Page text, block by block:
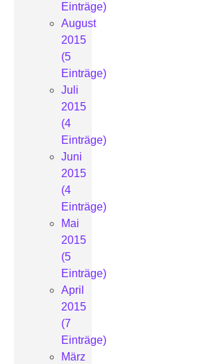
Einträge)
August
2015
(5
Einträge)
Juli
2015
(4
Einträge)
Juni
2015
(4
Einträge)
Mai
2015
(5
Einträge)
April
2015
(7
Einträge)
März